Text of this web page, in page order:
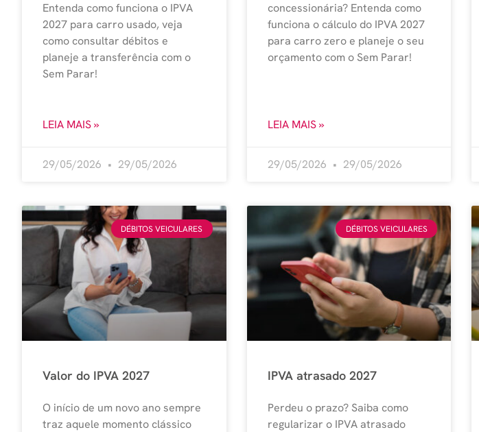
Entenda como funciona o IPVA
2027 para carro usado, veja
como consultar débitos e
planeje a transferência com o
Sem Parar!
LEIA MAIS »
29/05/2026 29/05/2026
concessionária? Entenda como
funciona o cálculo do IPVA 2027
para carro zero e planeje o seu
orçamento com o Sem Parar!
LEIA MAIS »
29/05/2026 29/05/2026
DÉBITOS VEICULARES
Valor do IPVA 2027
O início de um novo ano sempre
traz aquele momento clássico
DÉBITOS VEICULARES
IPVA atrasado 2027
Perdeu o prazo? Saiba como
regularizar o IPVA atrasado